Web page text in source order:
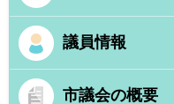
議員情報
市議会の概要